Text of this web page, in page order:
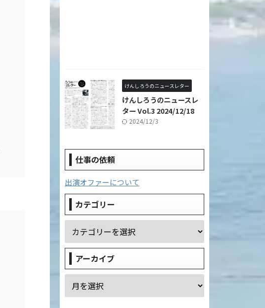
けんしろうのニュースレター
けんしろうのニュースレ
ター Vol.3 2024/12/18
2024/12/3
仕事の依頼
出演オファーについて
カテゴリー
アーカイブ